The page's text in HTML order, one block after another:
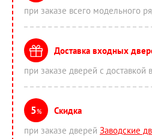
при заказе всего модельного
Доставка входных
при заказе дверей с
5%
Скидка
при заказе дверей Заводские